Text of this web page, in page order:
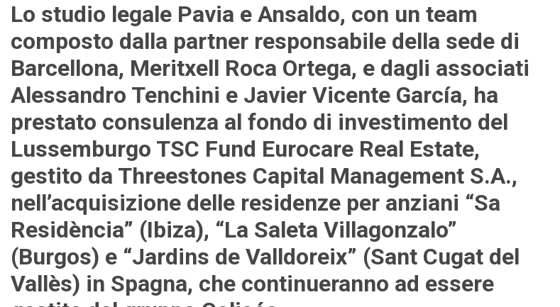
Lo studio legale Pavia e Ansaldo, con un team
composto dalla partner responsabile della sede di
Barcellona, Meritxell Roca Ortega, e dagli associati
Alessandro Tenchini e Javier Vicente García, ha
prestato consulenza al fondo di investimento del
Lussemburgo TSC Fund Eurocare Real Estate,
gestito da Threestones Capital Management S.A.,
nell’acquisizione delle residenze per anziani “Sa
Residència” (Ibiza), “La Saleta Villagonzalo”
(Burgos) e “Jardins de Valldoreix” (Sant Cugat del
Vallès) in Spagna, che continueranno ad essere